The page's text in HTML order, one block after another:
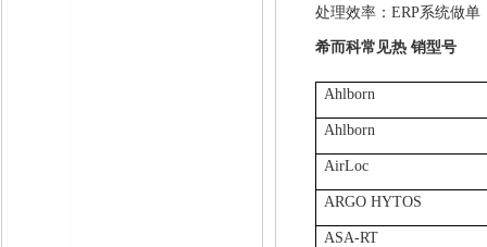
处理效率：ERP系统做
希而科常见热 销型号
Ahlborn
Ahlborn
AirLoc
ARGO HYTOS
ASA-RT